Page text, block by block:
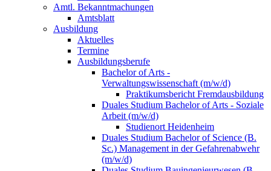
Amtl. Bekanntmachungen
Amtsblatt
Ausbildung
Aktuelles
Termine
Ausbildungsberufe
Bachelor of Arts -
Verwaltungswissenschaft (m/w/d)
Praktikumsbericht Fremdausbildung
Duales Studium Bachelor of Arts - Soziale
Arbeit (m/w/d)
Studienort Heidenheim
Duales Studium Bachelor of Science (B.
Sc.) Management in der Gefahrenabwehr
(m/w/d)